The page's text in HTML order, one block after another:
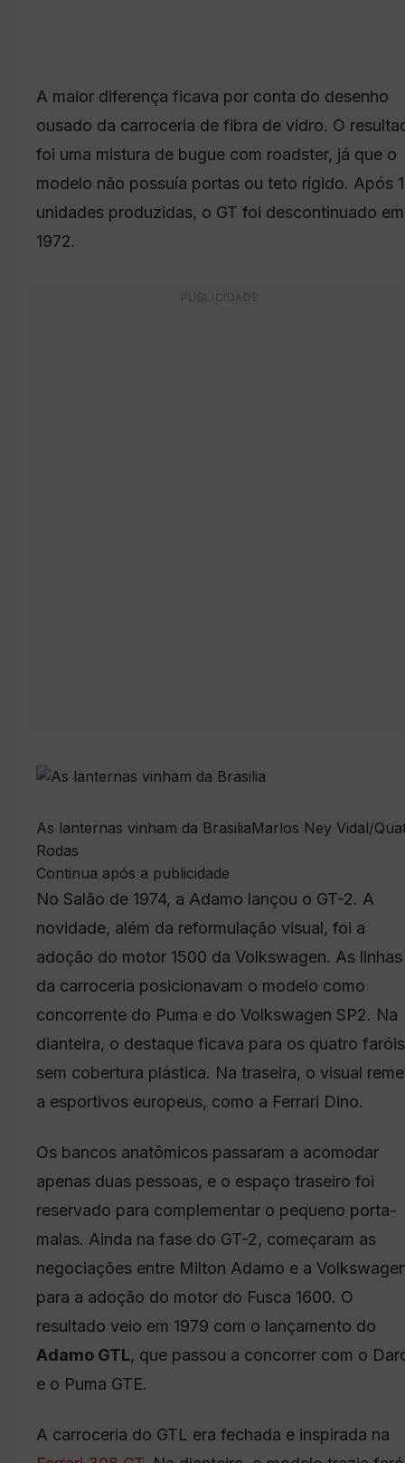
A maior diferença ficava por conta do desenho
ousado da carroceria de fibra de vidro. O
foi uma mistura de bugue com roadster, já que o
modelo não possuía portas ou teto rígido. Após
unidades produzidas, o GT foi descontinuado em
1972.
As lanternas vinham da BrasiliaMarlos Ney Vidal/
Rodas
Continua após a publicidade
No Salão de 1974, a Adamo lançou o GT-2. A
novidade, além da reformulação visual, foi a
adoção do motor 1500 da Volkswagen. As linhas
da carroceria posicionavam o modelo como
concorrente do Puma e do Volkswagen SP2. Na
dianteira, o destaque ficava para os quatro faróis
sem cobertura plástica. Na traseira, o visual
a esportivos europeus, como a Ferrari Dino.
Os bancos anatômicos passaram a acomodar
apenas duas pessoas, e o espaço traseiro foi
reservado para complementar o pequeno porta-
malas. Ainda na fase do GT-2, começaram as
negociações entre Milton Adamo e a
para a adoção do motor do Fusca 1600. O
resultado veio em 1979 com o lançamento do
Adamo GTL, que passou a concorrer com o
e o Puma GTE.
A carroceria do GTL era fechada e inspirada na